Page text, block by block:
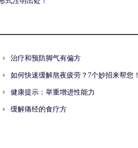
治疗和预防脚气有偏方
如何快速缓解熬夜疲劳？7个妙招来帮您！
健康提示：举重增进性能力
缓解痛经的食疗方